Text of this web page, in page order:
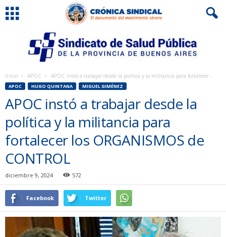
Inicio APOC APOC instó a trabajar desde la política y la militancia para fortalecer...
APOC HUGO QUINTANA MIGUEL GIMÉNEZ
APOC instó a trabajar desde la
política y la militancia para
fortalecer los ORGANISMOS de
CONTROL
diciembre 9, 2024 572
Facebook Twitter